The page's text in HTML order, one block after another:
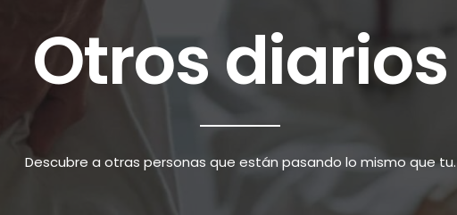
Otros diarios
Descubre a otras personas que están pasando lo mismo que tu.